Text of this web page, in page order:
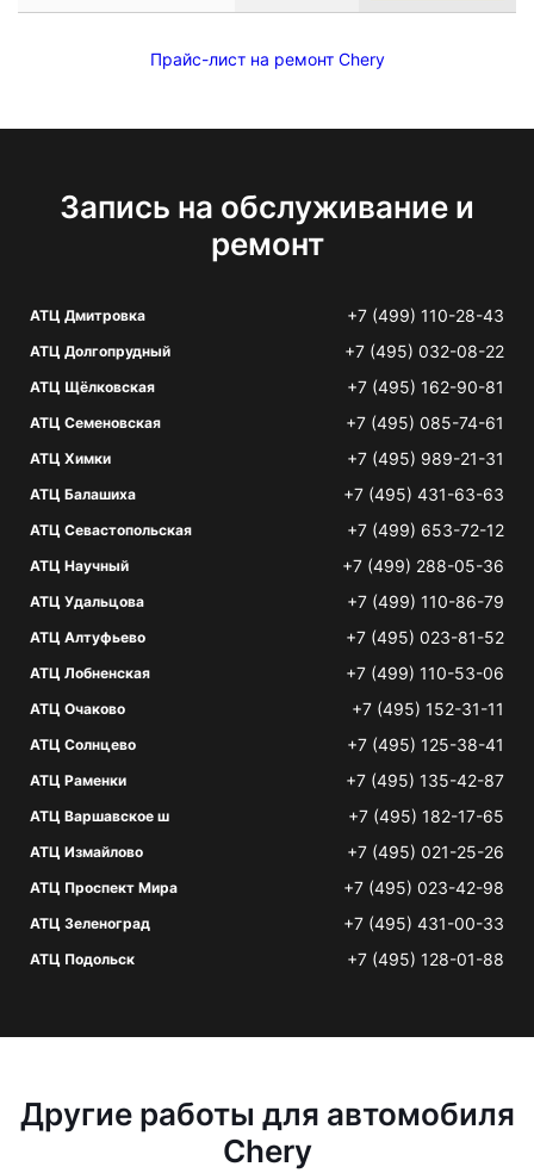
Прайс-лист на ремонт Chery
Запись на обслуживание и
ремонт
АТЦ Дмитровка +7 (499) 110-28-43
АТЦ Долгопрудный +7 (495) 032-08-22
АТЦ Щёлковская +7 (495) 162-90-81
АТЦ Семеновская +7 (495) 085-74-61
АТЦ Химки +7 (495) 989-21-31
АТЦ Балашиха +7 (495) 431-63-63
АТЦ Севастопольская +7 (499) 653-72-12
АТЦ Научный +7 (499) 288-05-36
АТЦ Удальцова +7 (499) 110-86-79
АТЦ Алтуфьево +7 (495) 023-81-52
АТЦ Лобненская +7 (499) 110-53-06
АТЦ Очаково +7 (495) 152-31-11
АТЦ Солнцево +7 (495) 125-38-41
АТЦ Раменки +7 (495) 135-42-87
АТЦ Варшавское ш +7 (495) 182-17-65
АТЦ Измайлово +7 (495) 021-25-26
АТЦ Проспект Мира +7 (495) 023-42-98
АТЦ Зеленоград +7 (495) 431-00-33
АТЦ Подольск +7 (495) 128-01-88
Другие работы для автомобиля
Chery